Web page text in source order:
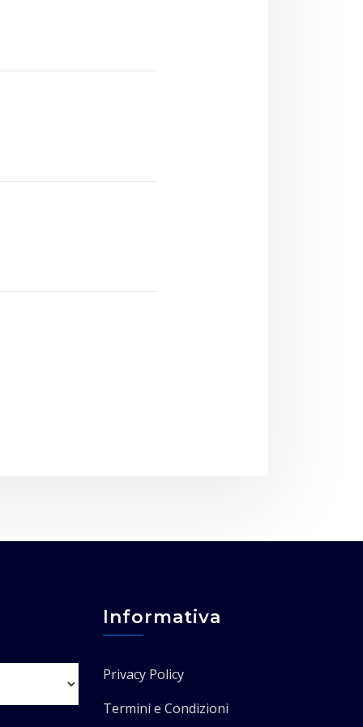
Informativa
Privacy Policy
Termini e Condizioni